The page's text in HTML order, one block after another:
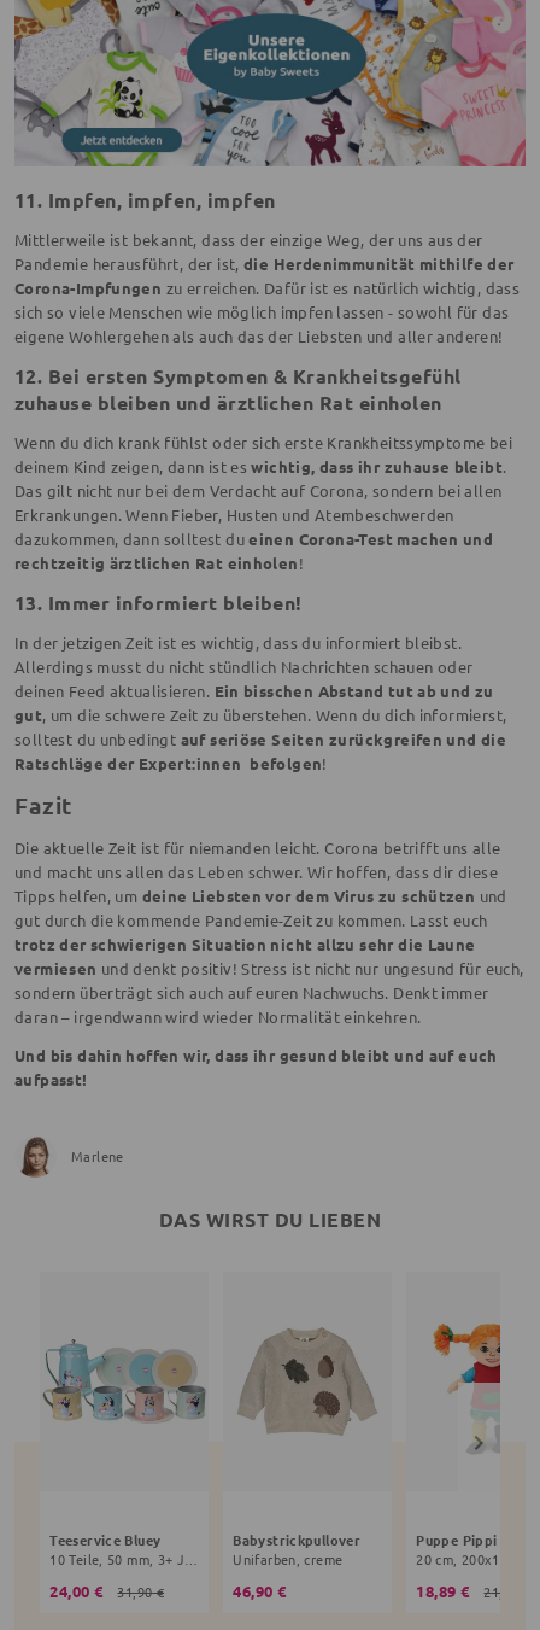
11. Impfen, impfen, impfen
Mittlerweile ist bekannt, dass der einzige Weg, der uns aus der
Pandemie herausführt, der ist,die Herdenimmunität mithilfe der
Corona-Impfungen zu erreichen. Dafür ist es natürlich wichtig, dass
sich so viele Menschen wie möglich impfen lassen - sowohl für das
eigene Wohlergehen als auch das der Liebsten und aller anderen!
12. Bei ersten Symptomen & Krankheitsgefühl
zuhause bleiben und ärztlichen Rat einholen
Wenn du dich krank fühlst oder sich erste Krankheitssymptome bei
deinem Kind zeigen, dann ist eswichtig, dass ihr zuhause bleibt.
Das gilt nicht nur bei dem Verdacht auf Corona, sondern bei allen
Erkrankungen. Wenn Fieber, Husten und Atembeschwerden
dazukommen, dann solltest dueinen Corona-Test machen und
rechtzeitig ärztlichen Rat einholen!
13. Immer informiert bleiben!
In der jetzigen Zeit ist es wichtig, dass du informiert bleibst.
Allerdings musst du nicht stündlich Nachrichten schauen oder
deinen Feed aktualisieren. Ein bisschen Abstand tut ab und zu
gut, um die schwere Zeit zu überstehen. Wenn du dich informierst,
solltest du unbedingt auf seriöse Seiten zurückgreifen und die
Ratschläge der Expert:innen befolgen!
Fazit
Die aktuelle Zeit ist für niemanden leicht. Corona betrifft uns alle
und macht uns allen das Leben schwer. Wir hoffen, dass dir diese
Tipps helfen, um deine Liebsten vor dem Virus zu schützen und
gut durch die kommende Pandemie-Zeit zu kommen. Lasst euch
trotz der schwierigen Situation nicht allzu sehr die Laune
vermiesen und denkt positiv! Stress ist nicht nur ungesund für euch,
sondern überträgt sich auch auf euren Nachwuchs. Denkt immer
daran – irgendwann wird wieder Normalität einkehren.
Und bis dahin hoffen wir, dass ihr gesund bleibt und auf euch
aufpasst!
Marlene
DAS WIRST DU LIEBEN
Teeservice Bluey
10 Teile, 50 mm, 3+ Jahre, bunt
24,00 € 31,90 €
Babystrickpullover
Unifarben, creme
46,90 € 18,89 € 21,90 €